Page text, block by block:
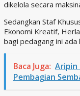
dikelola secara
Sedangkan Staf
Ekonomi Kreatif,
bagi pedagang ini ada
Baca Juga: Aripin
Pembagian